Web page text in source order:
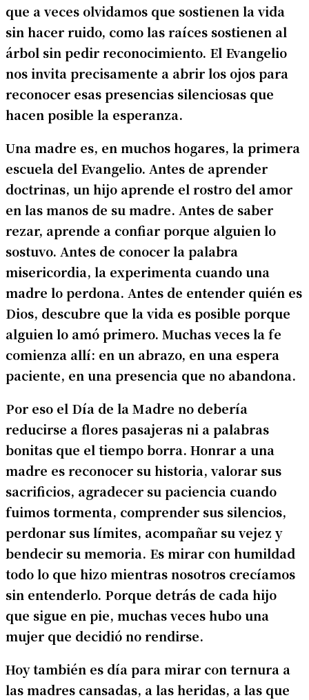
que a veces olvidamos que sostienen la vida
sin hacer ruido, como las raíces sostienen al
árbol sin pedir reconocimiento. El Evangelio
nos invita precisamente a abrir los ojos para
reconocer esas presencias silenciosas que
hacen posible la esperanza.
Una madre es, en muchos hogares, la primera
escuela del Evangelio. Antes de aprender
doctrinas, un hijo aprende el rostro del amor
en las manos de su madre. Antes de saber
rezar, aprende a confiar porque alguien lo
sostuvo. Antes de conocer la palabra
misericordia, la experimenta cuando una
madre lo perdona. Antes de entender quién es
Dios, descubre que la vida es posible porque
alguien lo amó primero. Muchas veces la fe
comienza allí: en un abrazo, en una espera
paciente, en una presencia que no abandona.
Por eso el Día de la Madre no debería
reducirse a flores pasajeras ni a palabras
bonitas que el tiempo borra. Honrar a una
madre es reconocer su historia, valorar sus
sacrificios, agradecer su paciencia cuando
fuimos tormenta, comprender sus silencios,
perdonar sus límites, acompañar su vejez y
bendecir su memoria. Es mirar con humildad
todo lo que hizo mientras nosotros crecíamos
sin entenderlo. Porque detrás de cada hijo
que sigue en pie, muchas veces hubo una
mujer que decidió no rendirse.
Hoy también es día para mirar con ternura a
las madres cansadas, a las heridas, a las que